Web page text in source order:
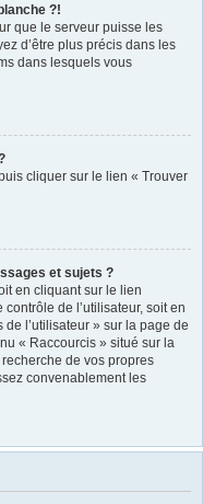
?!
que le serveur puisse les
d’être plus précis dans les
dans lesquels vous
cliquer sur le lien « Trouver
et sujets ?
en cliquant sur le lien
de l’utilisateur, soit en
l’utilisateur » sur la page de
« Raccourcis » situé sur la
de vos propres
convenablement les